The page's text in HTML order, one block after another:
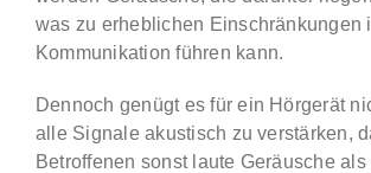
was zu erheblichen Einschränkungen
Kommunikation führen kann.
Dennoch genügt es für ein Hörgerät
alle Signale akustisch zu verstärken,
Betroffenen sonst laute Geräusche